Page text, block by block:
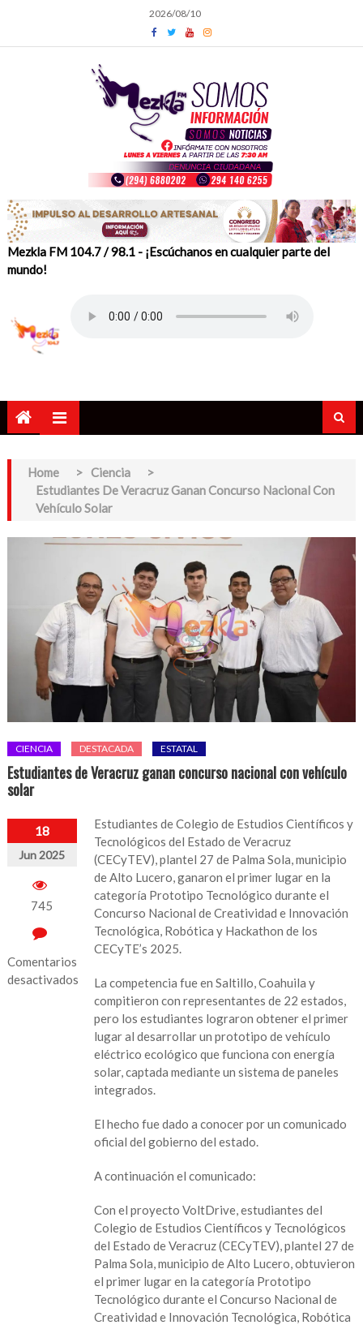
content
2026/08/10
Mezkla FM 104.7 / 98.1 - ¡Escúchanos en cualquier parte del
mundo!
Home > Ciencia
>
Estudiantes De Veracruz Ganan Concurso Nacional Con
Vehículo Solar
CIENCIA DESTACADA ESTATAL
Estudiantes de Veracruz ganan concurso nacional con vehículo
solar
18
Jun 2025
745
Comentarios
desactivados
Estudiantes de Colegio de Estudios Científicos y
Tecnológicos del Estado de Veracruz
(CECyTEV), plantel 27 de Palma Sola, municipio
de Alto Lucero, ganaron el primer lugar en la
categoría Prototipo Tecnológico durante el
Concurso Nacional de Creatividad e Innovación
Tecnológica, Robótica y Hackathon de los
CECyTE’s 2025.
La competencia fue en Saltillo, Coahuila y
compitieron con representantes de 22 estados,
pero los estudiantes lograron obtener el primer
lugar al desarrollar un prototipo de vehículo
eléctrico ecológico que funciona con energía
solar, captada mediante un sistema de paneles
integrados.
El hecho fue dado a conocer por un comunicado
oficial del gobierno del estado.
A continuación el comunicado:
Con el proyecto VoltDrive, estudiantes del
Colegio de Estudios Científicos y Tecnológicos
del Estado de Veracruz (CECyTEV), plantel 27 de
Palma Sola, municipio de Alto Lucero, obtuvieron
el primer lugar en la categoría Prototipo
Tecnológico durante el Concurso Nacional de
Creatividad e Innovación Tecnológica, Robótica